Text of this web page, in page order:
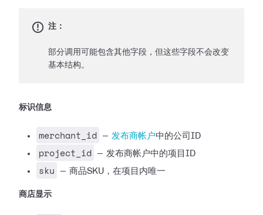
注：
部分调用可能包含其他字段，但这些字段不会改变
基本结构。
标识信息
merchant_id — 发布商帐户中的公司ID
project_id — 发布商帐户中的项目ID
sku — 商品SKU，在项目内唯一
商店显示